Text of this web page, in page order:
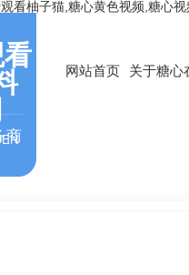
看柚子猫,糖心黄色视频,糖心
商
网站首页 关于糖心